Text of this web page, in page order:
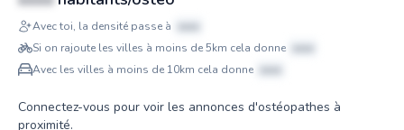
Avec toi, la densité passe à
xxxx
Si on rajoute les villes à moins de 5km cela donne
xxxx
Avec les villes à moins de 10km cela donne
xxxx
Connectez-vous pour voir les annonces d'ostéopathes à
proximité.